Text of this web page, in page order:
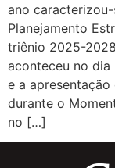
ano
Planejamento
triênio 2025-
aconteceu no dia
e a apresentação
durante o
no […]